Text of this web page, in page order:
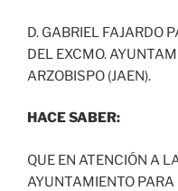
D. GABRIEL FAJARDO
DEL EXCMO.
ARZOBISPO (JAEN).
HACE SABER:
QUE EN ATENCIÓN A
AYUNTAMIENTO PARA